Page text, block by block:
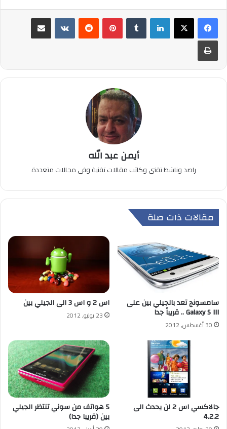
لينكدإن بينتيريست
مشاركة عبر البريد
طباعة
أيمن عبد الله
راصد وناشط تقني وكاتب مقالات تقنية وفي مجالات متعددة
مقالات ذات صلة
سامسونج تعد بالجيلي بين على
Galaxy S III .. قريباً جدا
30 أغسطس, 2012
اس 2 و اس 3 الى الجيلي بين
23 يوليو, 2012
جالاكسي اس 2 لن يحدث الى
4.2.2
5 هواتف من سوني تنتظر الجيلي
بين (قريبا جدا)